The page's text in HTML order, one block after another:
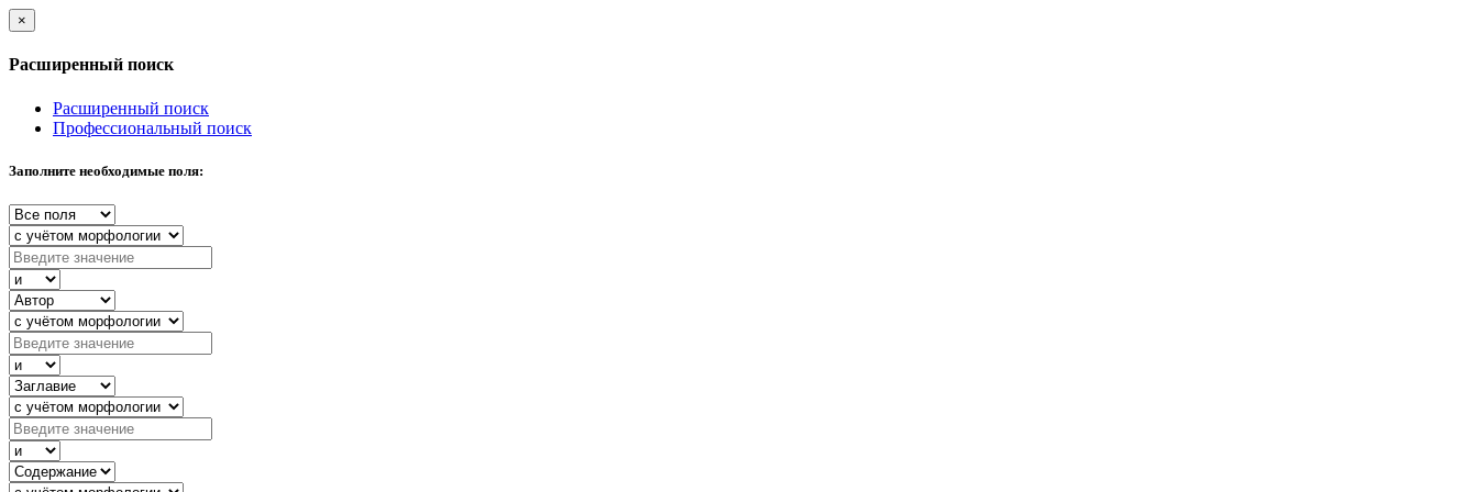
×
Расширенный поиск
Расширенный поиск
Профессиональный поиск
Заполните необходимые поля: